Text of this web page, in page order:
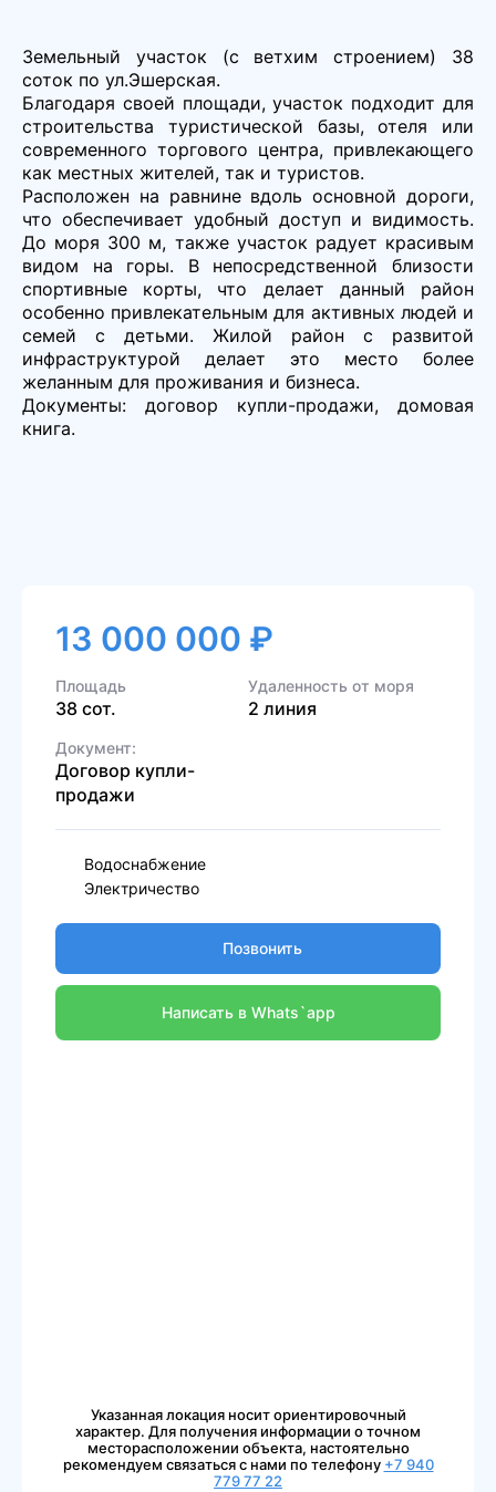
Земельный участок (с ветхим строением) 38
соток по ул.Эшерская.
Благодаря своей площади, участок подходит для
строительства туристической базы, отеля или
современного торгового центра, привлекающего
как местных жителей, так и туристов.
Расположен на равнине вдоль основной дороги,
что обеспечивает удобный доступ и видимость.
До моря 300 м, также участок радует красивым
видом на горы. В непосредственной близости
спортивные корты, что делает данный район
особенно привлекательным для активных людей и
семей с детьми. Жилой район с развитой
инфраструктурой делает это место более
желанным для проживания и бизнеса.
Документы: договор купли-продажи, домовая
книга.
13 000 000 ₽
Площадь
38 сот.
Удаленность от моря
2 линия
Документ:
Договор купли-
продажи
Водоснабжение
Электричество
Позвонить
Написать в Whats`app
Указанная локация носит ориентировочный
характер. Для получения информации о точном
месторасположении объекта, настоятельно
рекомендуем связаться с нами по телефону +7 940
779 77 22